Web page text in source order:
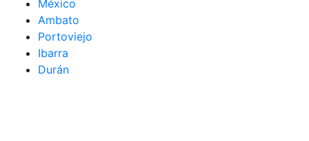
México
Ambato
Portoviejo
Ibarra
Durán